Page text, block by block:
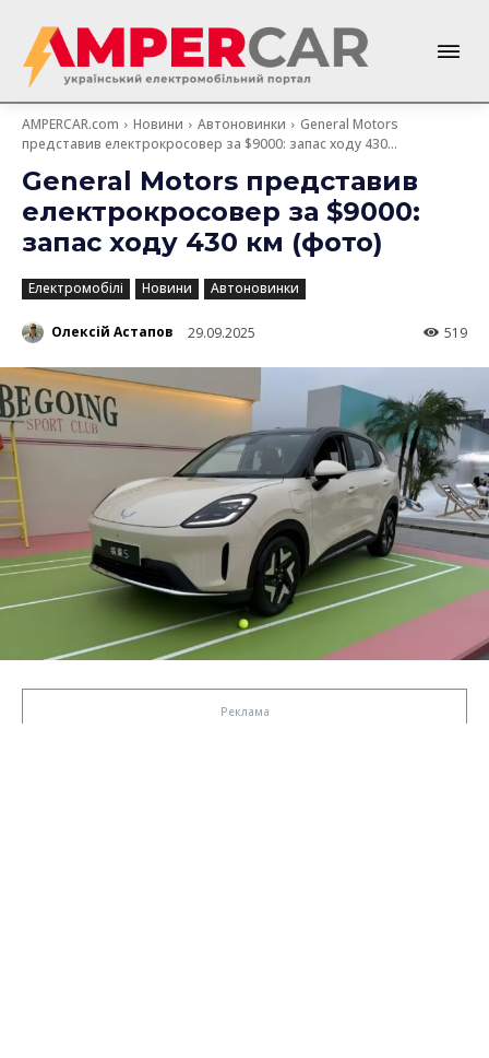
AMPERCAR.com Новини Автоновинки
General Motors
представив електрокросовер за $9000: запас ходу 430...
General Motors представив
електрокросовер за $9000:
запас ходу 430 км (фото)
Електромобілі Новини Автоновинки
Олексій Астапов 29.09.2025 519